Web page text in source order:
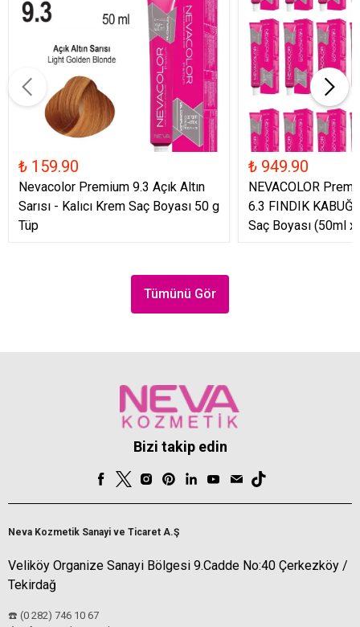
₺ 159.90
Nevacolor Premium 9.3 Açık Altın
Sarısı - Kalıcı Krem Saç Boyası 50 g
Tüp
₺ 949.90
NEVACOLOR
6.3 FINDIK
Saç Boyası (50ml
Tümünü Gör
Bizi takip edin
Neva Kozmetik Sanayi ve Ticaret A.Ş
Veliköy Organize Sanayi Bölgesi 9.Cadde No:40 Çerkezköy /
Tekirdağ
☎️ (0 282) 746 10 67